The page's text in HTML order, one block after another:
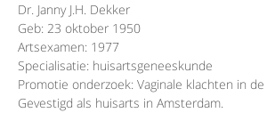
Dr. Janny J.H. Dekker
Geb: 23 oktober 1950
Artsexamen: 1977
Specialisatie: huisartsgeneeskunde
Promotie onderzoek: Vaginale klachten in
Gevestigd als huisarts in Amsterdam.